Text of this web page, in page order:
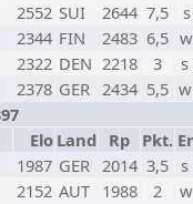
2552 SUI 2644 7,5
2344 FIN 2483 6,5
2322 DEN 2218 3
2378 GER 2434 5,5
Elo Land Rp Pkt.
1987 GER 2014 3,5
2152 AUT 1988 2